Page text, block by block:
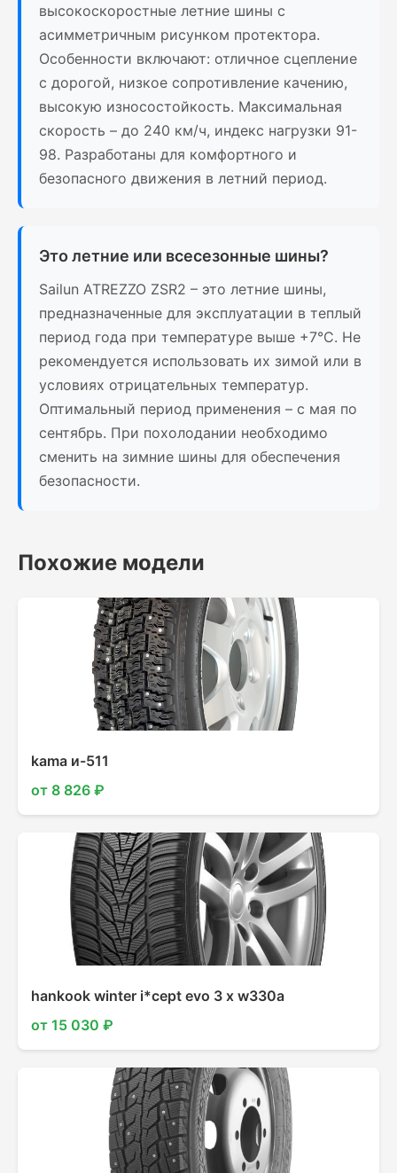
высокоскоростные летние шины с
асимметричным рисунком протектора.
Особенности включают: отличное сцепление
с дорогой, низкое сопротивление качению,
высокую износостойкость. Максимальная
скорость – до 240 км/ч, индекс нагрузки 91-
98. Разработаны для комфортного и
безопасного движения в летний период.
Это летние или всесезонные шины?
Sailun ATREZZO ZSR2 – это летние шины,
предназначенные для эксплуатации в теплый
период года при температуре выше +7°C. Не
рекомендуется использовать их зимой или в
условиях отрицательных температур.
Оптимальный период применения – с мая по
сентябрь. При похолодании необходимо
сменить на зимние шины для обеспечения
безопасности.
Похожие модели
kama и-511
от 8 826 ₽
hankook winter i*cept evo 3 x w330a
от 15 030 ₽